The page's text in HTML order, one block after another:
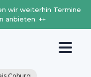
wir weiterhin Termine
anbieten. ++